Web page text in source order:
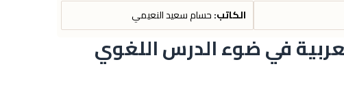
الكاتب:حسام سعيد النعيمي
في ضوء الدرس اللغوي